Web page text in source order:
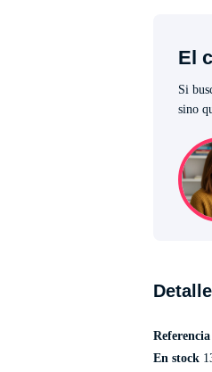
El
Si
sino
Referencia
En stock